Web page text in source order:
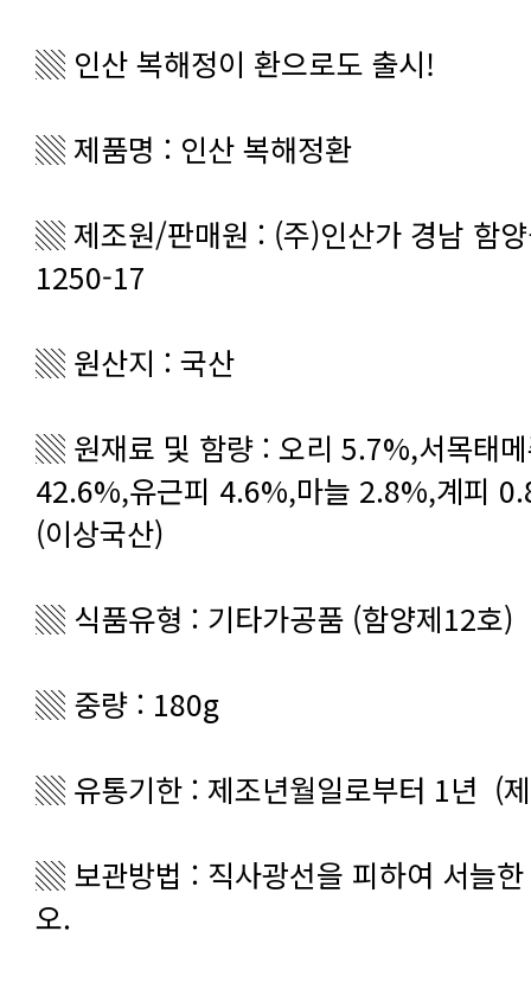
▒ 인산 복해정이 환으로도 출시!
▒ 제품명 : 인산 복해정환
1250-17
▒ 원산지 : 국산
(이상국산)
▒ 식품유형 : 기타가공품 (함양제12호)
▒ 중량 : 180g
▒ 유통기한 : 제조년월일로부터 1년 (
오.